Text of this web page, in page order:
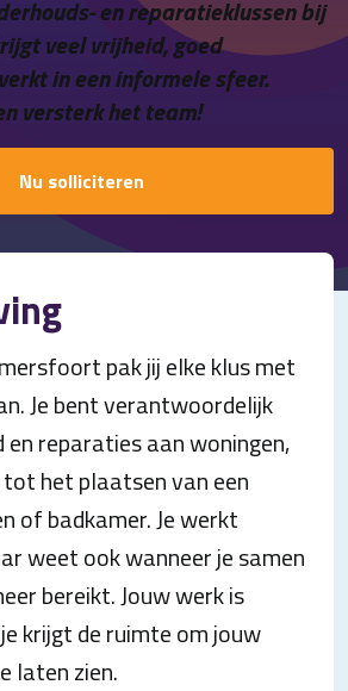
Contacten reparatieklussen bij
veel vrijheid, goed
in een informele sfeer.
versterk het team!
Nu solliciteren
pak jij elke klus met
Je bent verantwoordelijk
reparaties aan woningen,
het plaatsen van een
of badkamer. Je werkt
weet ook wanneer je samen
bereikt. Jouw werk is
krijgt de ruimte om jouw
laten zien.